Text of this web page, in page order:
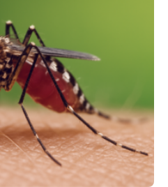
von Millionen Jahren
sticht eine Gruppe heraus,
vorkommt: die
Einige Arten
dichte Geflechte
Was auffällig ist: Die